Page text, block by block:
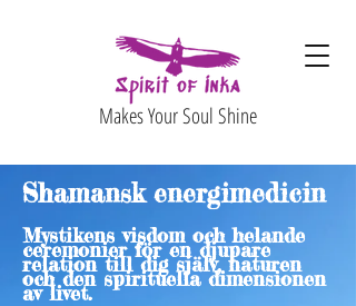
Makes Your Soul Shine
Shamansk energimedicin
Mystikens visdom och helande
ceremonier för en djupare
relation till dig själv, naturen
och den spirituella dimensionen
av livet.